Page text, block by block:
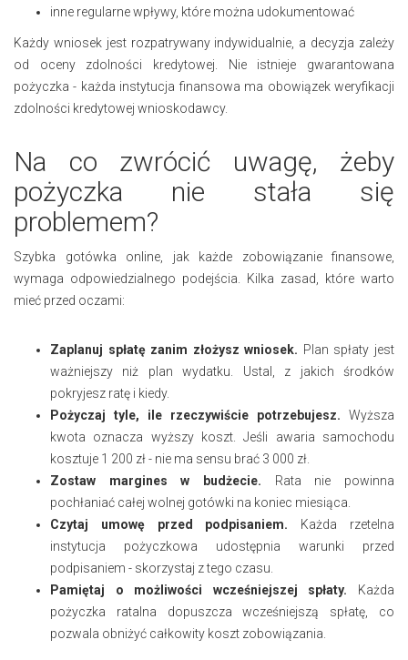
inne regularne wpływy, które można udokumentować
Każdy wniosek jest rozpatrywany indywidualnie, a decyzja zależy
od oceny zdolności kredytowej. Nie istnieje gwarantowana
pożyczka - każda instytucja finansowa ma obowiązek weryfikacji
zdolności kredytowej wnioskodawcy.
Na co zwrócić uwagę, żeby
pożyczka nie stała się
problemem?
Szybka gotówka online, jak każde zobowiązanie finansowe,
wymaga odpowiedzialnego podejścia. Kilka zasad, które warto
mieć przed oczami:
Zaplanuj spłatę zanim złożysz wniosek. Plan spłaty jest
ważniejszy niż plan wydatku. Ustal, z jakich środków
pokryjesz ratę i kiedy.
Pożyczaj tyle, ile rzeczywiście potrzebujesz. Wyższa
kwota oznacza wyższy koszt. Jeśli awaria samochodu
kosztuje 1 200 zł - nie ma sensu brać 3 000 zł.
Zostaw margines w budżecie. Rata nie powinna
pochłaniać całej wolnej gotówki na koniec miesiąca.
Czytaj umowę przed podpisaniem. Każda rzetelna
instytucja pożyczkowa udostępnia warunki przed
podpisaniem - skorzystaj z tego czasu.
Pamiętaj o możliwości wcześniejszej spłaty. Każda
pożyczka ratalna dopuszcza wcześniejszą spłatę, co
pozwala obniżyć całkowity koszt zobowiązania.